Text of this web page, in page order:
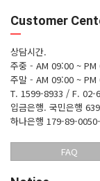
Customer
상담시간.
주중 - AM 09:00 ~ PM
주말 - AM 09:00 ~ PM
T. 1599-8933 / F. 02-
입금은행. 국민은행
하나은행 179-89-
FAQ